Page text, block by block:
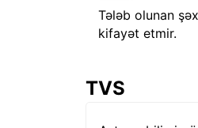
Tələb olunan
kifayət etmir.
TVS